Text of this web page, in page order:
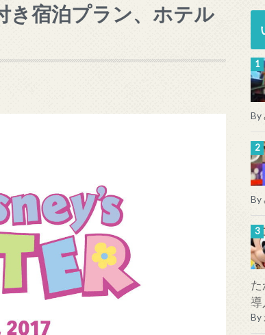
き宿泊プラン、ホテル
By
By
導
By